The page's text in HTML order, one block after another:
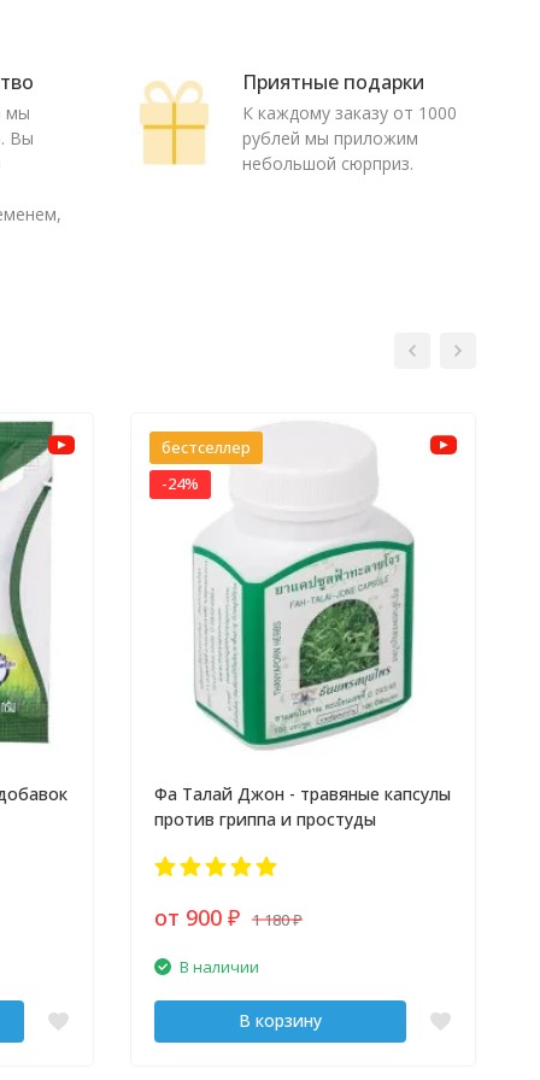
мы
Вы
Приятные подарки
К каждому заказу от 1000
рублей мы приложим
небольшой сюрприз.
бестселлер
-24%
Фа Талай Джон - травяные капсулы
против гриппа и простуды
от 900 ₽ 1 180₽
В наличии
В корзину